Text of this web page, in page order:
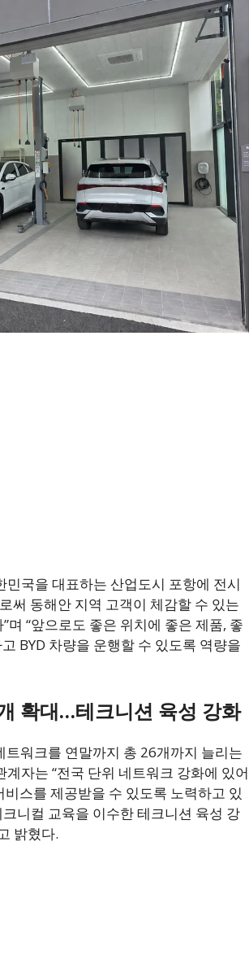
국을 대표하는 산업도시 포항에 전시
써 동해안 지역 고객이 체감할 수 있는
며 “앞으로도 좋은 위치에 좋은 제품, 좋
BYD 차량을 운행할 수 있도록 역량을
확대…테크니션 육성 강화
워크를 연말까지 총 26개까지 늘리는
자는 “전국 단위 네트워크 강화에 있어
스를 제공받을 수 있도록 노력하고 있
니컬 교육을 이수한 테크니션 육성 강
밝혔다.